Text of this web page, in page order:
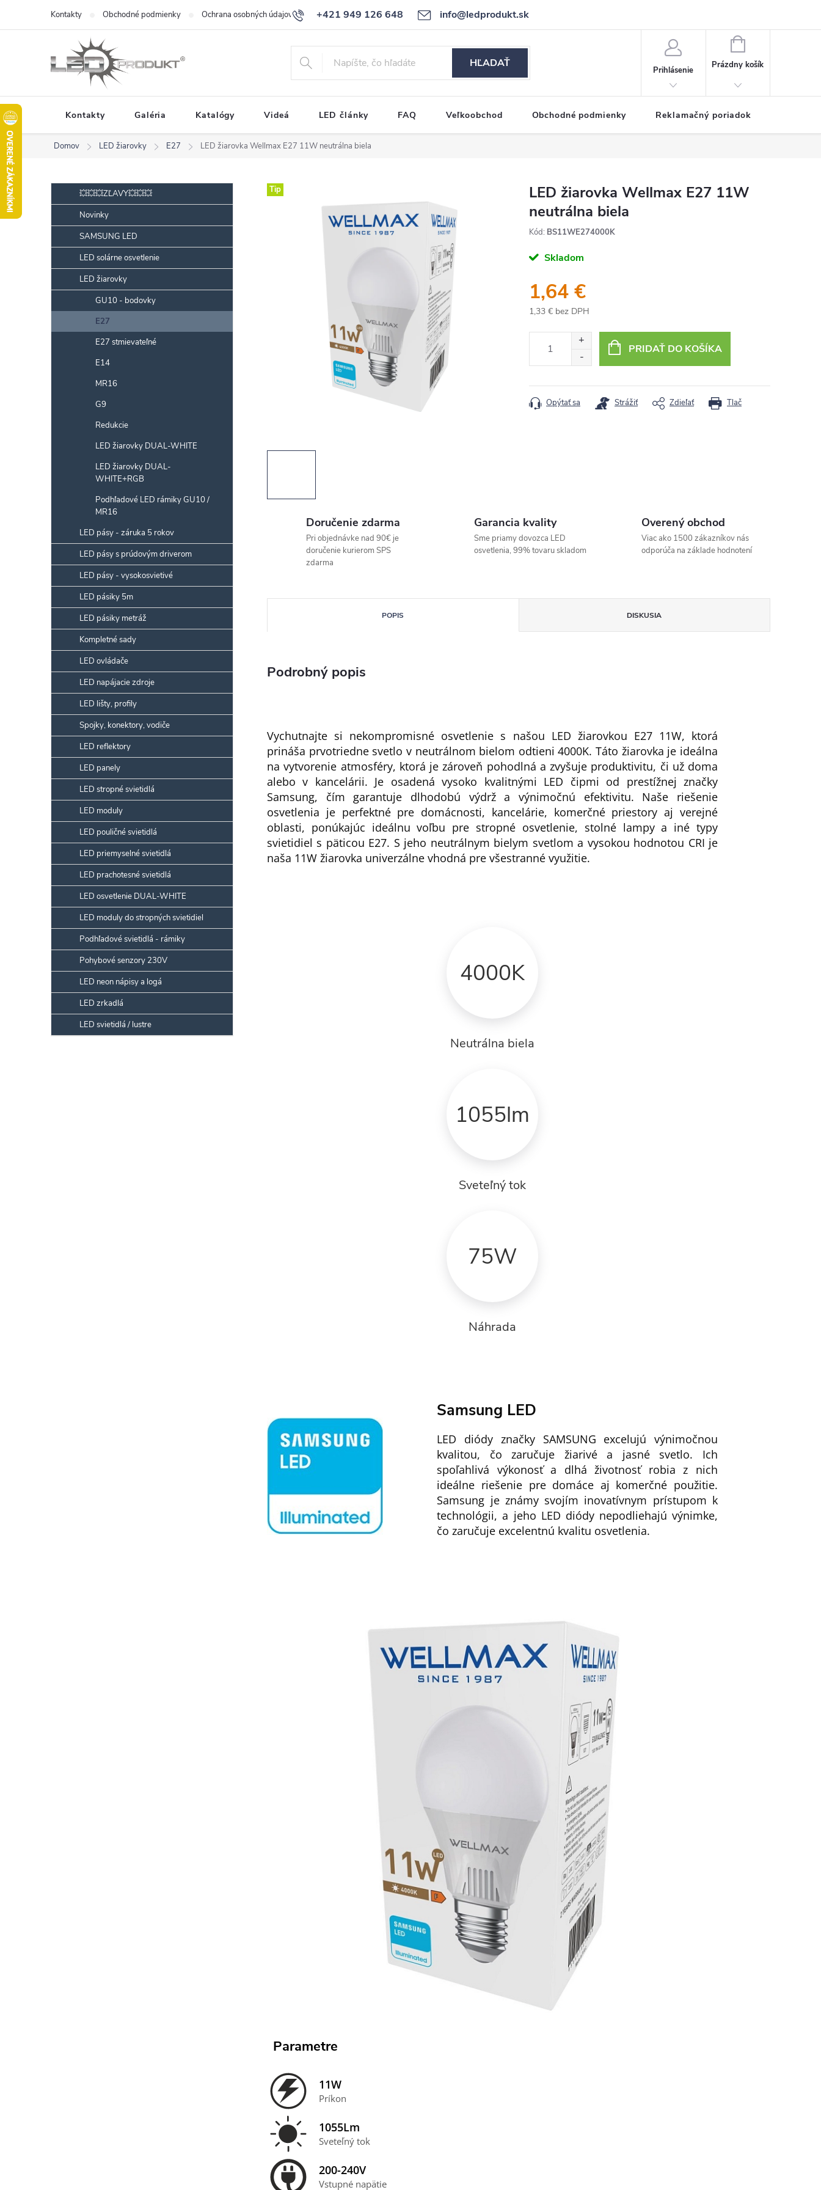
obsah
+421 949 126 648 info@ledprodukt.sk
Kontakty Obchodné podmienky Ochrana osobných údajov Reklamačný poriadok
HĽADAŤ
Prihlásenie
NÁKUPNÝ
KOŠÍK
Prázdny košík
Kontakty Galéria Katalógy Videá LED články FAQ Veľkoobchod Obchodné podmienky Reklamačný poriadok
Domov LED žiarovky E27 LED žiarovka Wellmax E27 11W neutrálna biela
o
č
n
a
n
e
Preskočiť
kategórie💥💥💥ZĽAVY💥💥💥
Novinky
SAMSUNG LED
LED solárne osvetlenie
LED žiarovky
GU10 - bodovky
E27
E27 stmievateľné
E14
MR16
G9
Redukcie
LED žiarovky DUAL-WHITE
LED žiarovky DUAL-
WHITE+RGB
Podhľadové LED rámiky GU10 /
MR16
LED pásy - záruka 5 rokov
LED pásy s prúdovým driverom
LED pásy - vysokosvietivé
LED pásiky 5m
LED pásiky metráž
Kompletné sady
LED ovládače
LED napájacie zdroje
LED lišty, profily
Spojky, konektory, vodiče
LED reflektory
LED panely
LED stropné svietidlá
LED moduly
LED pouličné svietidlá
LED priemyselné svietidlá
LED prachotesné svietidlá
LED osvetlenie DUAL-WHITE
LED moduly do stropných svietidiel
Podhľadové svietidlá - rámiky
Pohybové senzory 230V
LED neon nápisy a logá
LED zrkadlá
LED svietidlá / lustre
Tip
LED žiarovka Wellmax E27 11W
neutrálna biela
Kód: BS11WE274000K
Skladom
1,64 €
1,33 € bez DPH
cena:
PRIDAŤ DO KOŠÍKA
Tlač
Opýtať sa Strážiť Zdieľať
Doručenie zdarma
Pri objednávke nad 90€ je
doručenie kurierom SPS
zdarma
Garancia kvality
Sme priamy dovozca LED
osvetlenia, 99% tovaru skladom
Overený obchod
Viac ako 1500 zákazníkov nás
odporúča na základe hodnotení
POPIS DISKUSIA
Podrobný popis
Vychutnajte si nekompromisné osvetlenie s našou LED žiarovkou E27 11W, ktorá
prináša prvotriedne svetlo v neutrálnom bielom odtieni 4000K. Táto žiarovka je ideálna
na vytvorenie atmosféry, ktorá je zároveň pohodlná a zvyšuje produktivitu, či už doma
alebo v kancelárii. Je osadená vysoko kvalitnými LED čipmi od prestížnej značky
Samsung, čím garantuje dlhodobú výdrž a výnimočnú efektivitu. Naše riešenie
osvetlenia je perfektné pre domácnosti, kancelárie, komerčné priestory aj verejné
oblasti, ponúkajúc ideálnu voľbu pre stropné osvetlenie, stolné lampy a iné typy
svietidiel s päticou E27. S jeho neutrálnym bielym svetlom a vysokou hodnotou CRI je
naša 11W žiarovka univerzálne vhodná pre všestranné využitie.
4000K
Neutrálna biela
1055lm
Sveteľný tok
75W
Náhrada
Samsung LED
LED diódy značky SAMSUNG excelujú výnimočnou
kvalitou, čo zaručuje žiarivé a jasné svetlo. Ich
spoľahlivá výkonosť a dlhá životnosť robia z nich
ideálne riešenie pre domáce aj komerčné použitie.
Samsung je známy svojím inovatívnym prístupom k
technológii, a jeho LED diódy nepodliehajú výnimke,
čo zaručuje excelentnú kvalitu osvetlenia.
Parametre
11W
Príkon
1055Lm
Sveteľný tok
200-240V
Vstupné napätie